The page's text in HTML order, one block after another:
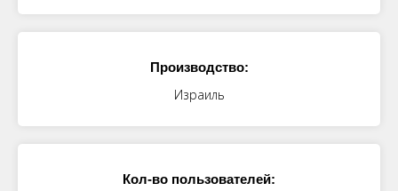
Производство:
Израиль
Кол-во пользователей: